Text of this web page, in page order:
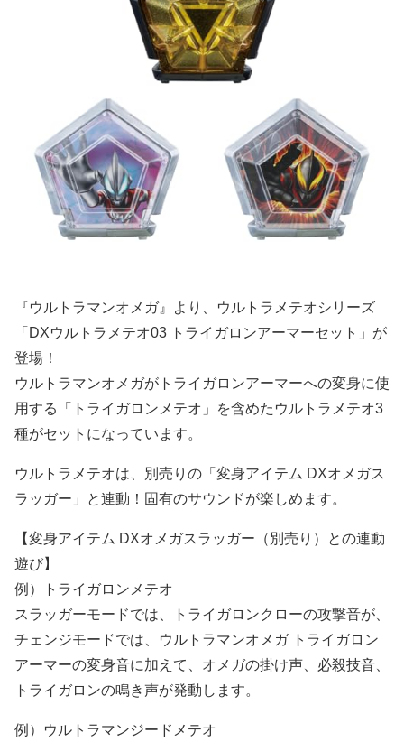
『ウルトラマンオメガ』より、ウルトラメテオシリーズ
「DXウルトラメテオ03 トライガロンアーマーセット」が
登場！
ウルトラマンオメガがトライガロンアーマーへの変身に使
用する「トライガロンメテオ」を含めたウルトラメテオ3
種がセットになっています。
ウルトラメテオは、別売りの「変身アイテム DXオメガス
ラッガー」と連動！固有のサウンドが楽しめます。
【変身アイテム DXオメガスラッガー（別売り）との連動
遊び】
例）トライガロンメテオ
スラッガーモードでは、トライガロンクローの攻撃音が、
チェンジモードでは、ウルトラマンオメガ トライガロン
アーマーの変身音に加えて、オメガの掛け声、必殺技音、
トライガロンの鳴き声が発動します。
例）ウルトラマンジードメテオ